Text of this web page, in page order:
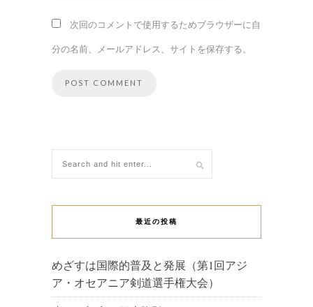
次回のコメントで使用するためブラウザーに自
分の名前、メールアドレス、サイトを保存する。
最近の投稿
めざすは国際的普及と発展（第1回アジ
ア・オセアニア剣道選手権大会）